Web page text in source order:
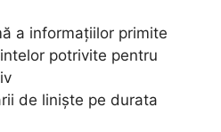
a informațiilor primite
potrivite pentru
de liniște pe durata